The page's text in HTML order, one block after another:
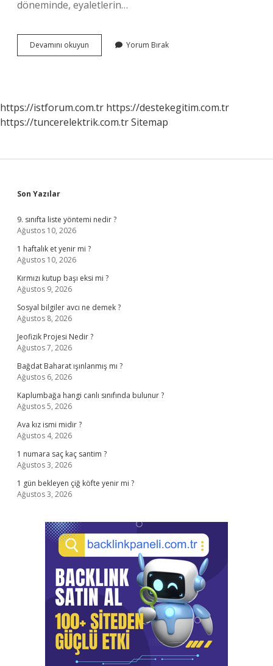
döneminde, eyaletlerin…
Devamını okuyun Beylerbeyinin
Yönetim
Yorum Bırak
https://istforum.com.tr https://destekegitim.com.tr
https://tuncerelektrik.com.trSitemap
Sidebar
Son Yazılar
9. sınıfta liste yöntemi nedir ?
Ağustos 10, 2026
1 haftalık et yenir mi ?
Ağustos 10, 2026
Kırmızı kutup başı eksi mi ?
Ağustos 9, 2026
Sosyal bilgiler avcı ne demek ?
Ağustos 8, 2026
Jeofizik Projesi Nedir ?
Ağustos 7, 2026
Bağdat Baharat ışınlanmış mı ?
Ağustos 6, 2026
Kaplumbağa hangi canlı sınıfında bulunur ?
Ağustos 5, 2026
Ava kız ismi midir ?
Ağustos 4, 2026
1 numara saç kaç santim ?
Ağustos 3, 2026
1 gün bekleyen çiğ köfte yenir mi ?
Ağustos 3, 2026